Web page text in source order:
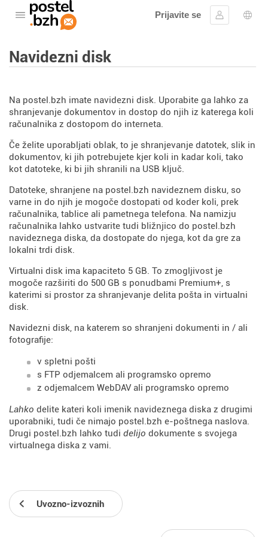
Odprite meni
Prijavite se
Vpis
Navidezni disk
Na postel.bzh imate navidezni disk. Uporabite ga lahko za
shranjevanje dokumentov in dostop do njih iz katerega koli
računalnika z dostopom do interneta.
Če želite uporabljati oblak, to je shranjevanje datotek, slik in
dokumentov, ki jih potrebujete kjer koli in kadar koli, tako
kot datoteke, ki bi jih shranili na USB ključ.
Datoteke, shranjene na postel.bzh navideznem disku, so
varne in do njih je mogoče dostopati od koder koli, prek
računalnika, tablice ali pametnega telefona. Na namizju
računalnika lahko ustvarite tudi bližnjico do postel.bzh
navideznega diska, da dostopate do njega, kot da gre za
lokalni trdi disk.
Virtualni disk ima kapaciteto 5 GB. To zmogljivost je
mogoče razširiti do 500 GB s ponudbami Premium+, s
katerimi si prostor za shranjevanje delita pošta in virtualni
disk.
Navidezni disk, na katerem so shranjeni dokumenti in / ali
fotografije:
v spletni pošti
s FTP odjemalcem ali programsko opremo
z odjemalcem WebDAV ali programsko opremo
Lahko delite kateri koli imenik navideznega diska z drugimi
uporabniki, tudi če nimajo postel.bzh e-poštnega naslova.
Drugi postel.bzh lahko tudi delijo dokumente s svojega
virtualnega diska z vami.
Uvozno-izvoznih